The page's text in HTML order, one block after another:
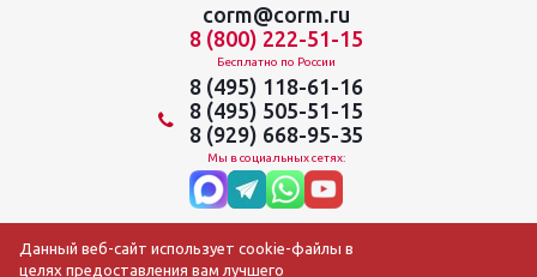
corm@corm.ru
8 (800) 222-51-15
Бесплатно по России
8 (495) 118-61-16
8 (495) 505-51-15
8 (929) 668-95-35
Мы в социальных сетях:
Данный веб-сайт использует cookie-файлы в
целях предоставления вам лучшего